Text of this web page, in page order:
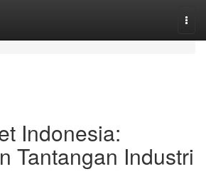
Indonesia:
Tantangan Industri